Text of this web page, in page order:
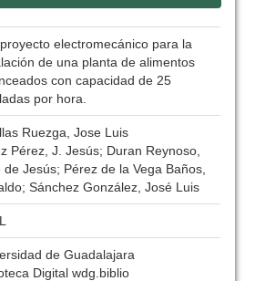
electromecánico para la
de una planta de alimentos
con capacidad de 25
por hora.
Ruezga, Jose Luis
Pérez, J. Jesús; Duran Reynoso,
de Jesús; Pérez de la Vega Baños,
Sánchez González, José Luis
de Guadalajara
Digital wdg.biblio